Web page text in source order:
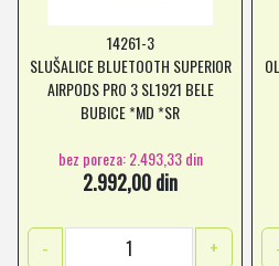
14261-3
SLUŠALICE BLUETOOTH SUPERIOR
AIRPODS PRO 3 SL1921 BELE
BUBICE *MD *SR
bez poreza: 2.493,33 din
2.992,00 din
-
+